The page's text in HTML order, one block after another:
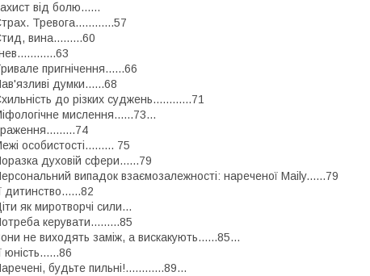
від болю......
Тревога............57
вина.........60
пригнічення......66
думки......68
до різких суджень............71
мислення......73...
особистості......... 75
духовій сфери......79
випадок взаємозалежності: нареченої Maily......79
дитинство......82
як миротворчі сили...
керувати.........85
не виходять заміж, а вискакують......85...
юність......86
будьте пильні!............89...